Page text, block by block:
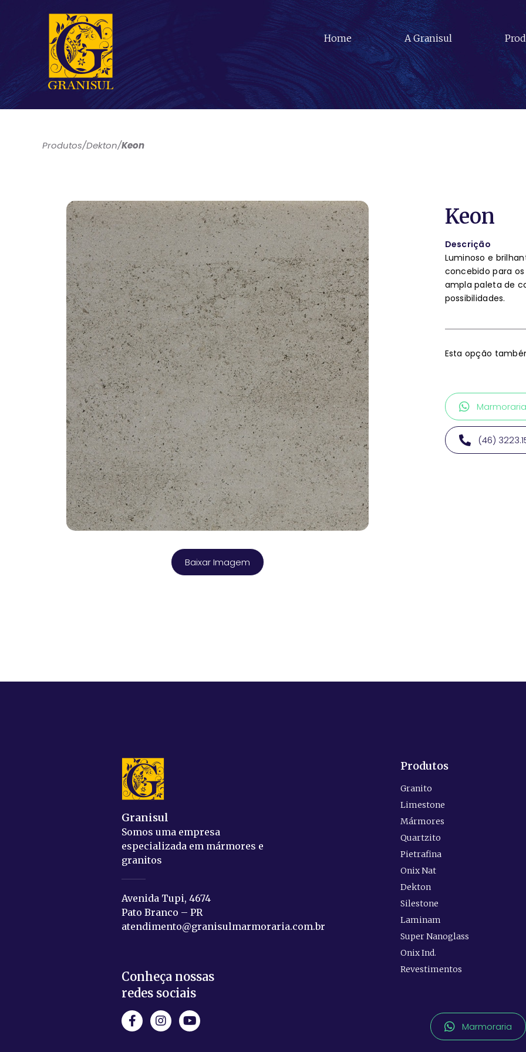
Home A Granisul
Produtos/Dekton/Keon
Baixar Imagem
Keon
Descrição
Luminoso e
concebido para
ampla paleta de
possibilidades.
Esta opção
Marmoraria
(46)
Granisul
Somos uma empresa
especializada em mármores e
granitos
Avenida Tupi, 4674
Pato Branco – PR
atendimento@granisulmarmoraria.com.br
Conheça nossas
redes sociais
Produtos
Granito
Limestone
Mármores
Quartzito
Pietrafina
Onix Nat
Dekton
Silestone
Laminam
Super Nanoglass
Onix Ind.
Revestimentos
Marmoraria